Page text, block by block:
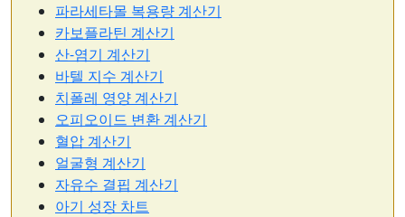
파라세타몰 복용량 계산기
카보플라틴 계산기
산-염기 계산기
바텔 지수 계산기
치폴레 영양 계산기
오피오이드 변환 계산기
혈압 계산기
얼굴형 계산기
자유수 결핍 계산기
아기 성장 차트